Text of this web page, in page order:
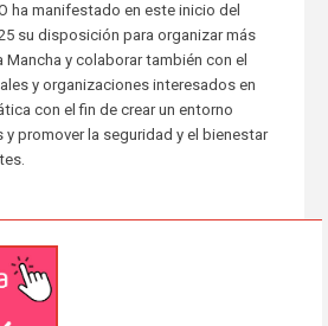
ha manifestado en este inicio del
su disposición para organizar más
Mancha y colaborar también con el
y organizaciones interesados en
con el fin de crear un entorno
y promover la seguridad y el bienestar